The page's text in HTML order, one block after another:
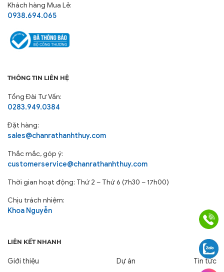
Khách hàng Mua Lẻ:
0938.694.065
THÔNG TIN LIÊN HỆ
Tổng Đài Tư Vấn:
0283.949.0384
Đặt hàng:
sales@chanrathanhthuy.com
Thắc mắc, góp ý:
customerservice@chanrathanhthuy.com
Thời gian hoạt động: Thứ 2 – Thứ 6 (7h30 – 17h00)
Chịu trách nhiệm:
Khoa Nguyễn
LIÊN KẾT NHANH
Giới thiệu Dự án Tin tức